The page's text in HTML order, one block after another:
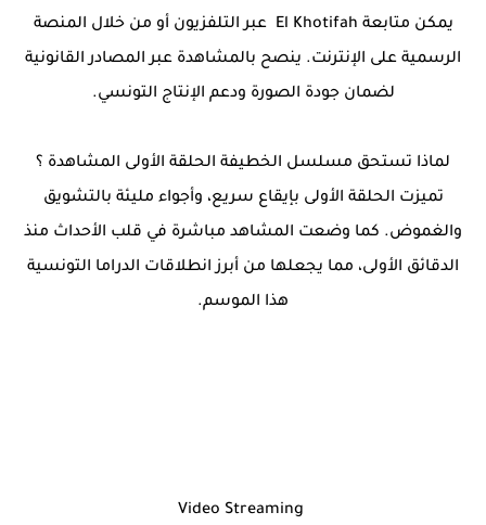
يمكن متابعة El Khotifah عبر التلفزيون أو من خلال المنصة
الرسمية على الإنترنت. ينصح بالمشاهدة عبر المصادر القانونية
لضمان جودة الصورة ودعم الإنتاج التونسي.
لماذا تستحق مسلسل الخطيفة الحلقة الأولى المشاهدة ؟
تميزت الحلقة الأولى بإيقاع سريع، وأجواء مليئة بالتشويق
والغموض. كما وضعت المشاهد مباشرة في قلب الأحداث منذ
الدقائق الأولى، مما يجعلها من أبرز انطلاقات الدراما التونسية
هذا الموسم.